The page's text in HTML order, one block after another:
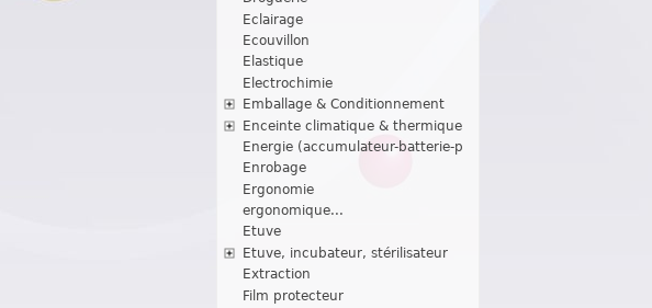
Eclairage
Ecouvillon
Elastique
Electrochimie
Emballage & Conditionnement
Enceinte climatique & thermique
Energie (accumulateur-batterie-p
Enrobage
Ergonomie
ergonomique...
Etuve
Etuve, incubateur, stérilisateur
Extraction
Film protecteur